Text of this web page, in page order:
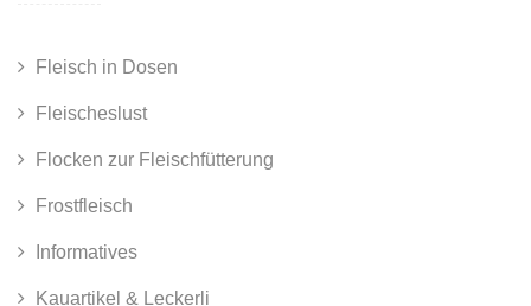
Fleisch in Dosen
Fleischeslust
Flocken zur Fleischfütterung
Frostfleisch
Informatives
Kauartikel & Leckerli